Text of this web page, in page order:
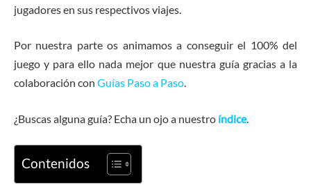
jugadores en sus respectivos viajes.
Por nuestra parte os animamos a conseguir el 100% del
juego y para ello nada mejor que nuestra guía gracias a la
colaboración con Guías Paso a Paso.
¿Buscas alguna guía? Echa un ojo a nuestro índice.
Contenidos